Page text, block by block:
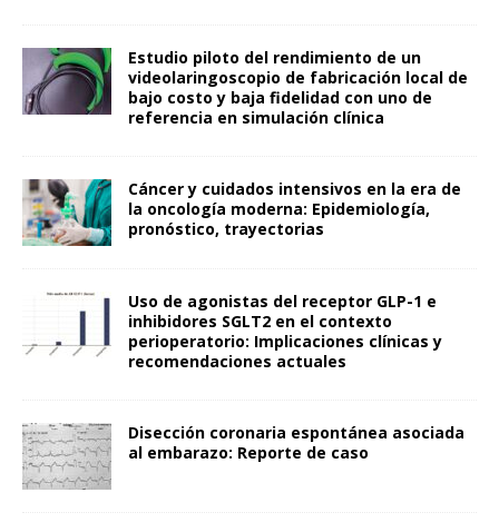
Estudio piloto del rendimiento de un
videolaringoscopio de fabricación local de
bajo costo y baja fidelidad con uno de
referencia en simulación clínica
Cáncer y cuidados intensivos en la era de
la oncología moderna: Epidemiología,
pronóstico, trayectorias
Uso de agonistas del receptor GLP-1 e
inhibidores SGLT2 en el contexto
perioperatorio: Implicaciones clínicas y
recomendaciones actuales
Disección coronaria espontánea asociada
al embarazo: Reporte de caso